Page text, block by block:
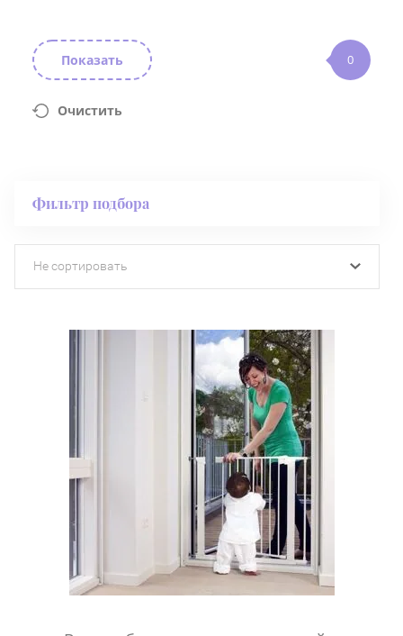
Показать
Очистить
0
Фильтр подбора
Не сортировать